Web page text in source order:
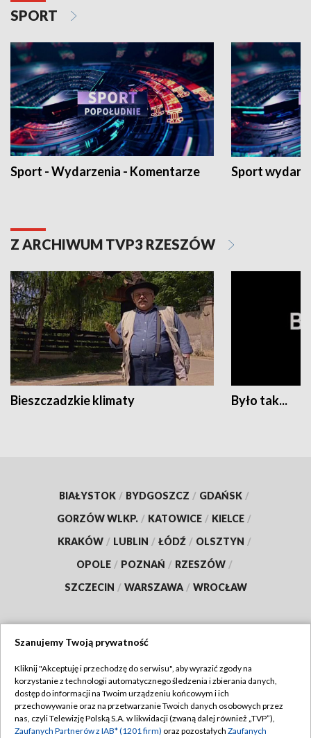
SPORT
Sport - Wydarzenia - Komentarze Sport
Z ARCHIWUM TVP3 RZESZÓW
Bieszczadzkie klimaty Było tak...
BIAŁYSTOK / BYDGOSZCZ / GDAŃSK /
GORZÓW WLKP. / KATOWICE / KIELCE /
KRAKÓW / LUBLIN / ŁÓDŹ / OLSZTYN /
OPOLE / POZNAŃ / RZESZÓW /
SZCZECIN / WARSZAWA / WROCŁAW
TVP
Abonament TVP
Emisja w TVP
Regulamin TVP
Polityka prywatności
Szanujemy Twoją prywatność
Kliknij "Akceptuję i przechodzę do serwisu", aby wyrazić zgody na
korzystanie z technologii automatycznego śledzenia i zbierania danych,
dostęp do informacji na Twoim urządzeniu końcowym i ich
przechowywanie oraz na przetwarzanie Twoich danych osobowych przez
nas, czyli Telewizję Polską S.A. w likwidacji (zwaną dalej również „TVP”),
Zaufanych Partnerów z IAB* (1201 firm) oraz pozostałych Zaufanych